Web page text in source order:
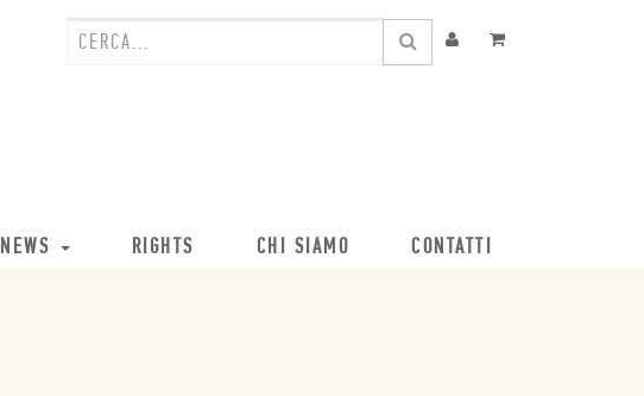
NEWS RIGHTS CHI SIAMO CONTATTI